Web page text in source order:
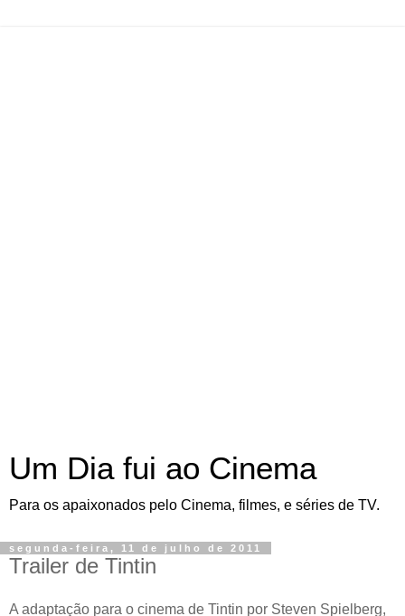
Um Dia fui ao Cinema
Para os apaixonados pelo Cinema, filmes, e séries de TV.
segunda-feira, 11 de julho de 2011
Trailer de Tintin
A adaptação para o cinema de Tintin por Steven Spielberg,